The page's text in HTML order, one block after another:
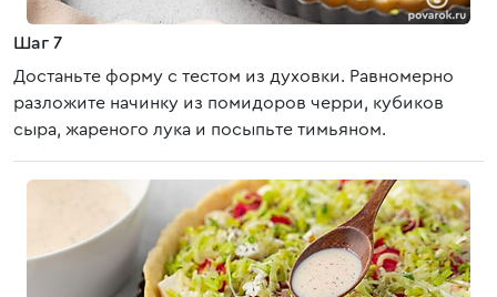
Шаг 7
Достаньте форму с тестом из духовки. Равномерно
разложите начинку из помидоров черри, кубиков
сыра, жареного лука и посыпьте тимьяном.